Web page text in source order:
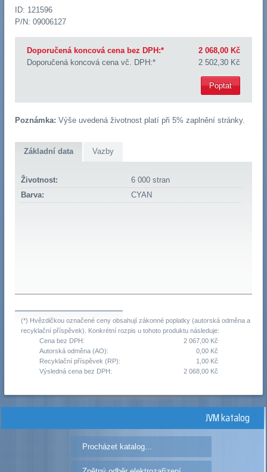
ID: 121596
P/N: 09006127
Doporučená koncová cena bez DPH:*
2 068,00 Kč
Doporučená koncová cena vč. DPH:*
2 502,30 Kč
Poptat
Poznámka: Výše uvedená životnost platí při 5% zaplnění stránky.
Základní data Vazby
Životnost:
6 000 stran
Barva:
CYAN
(*) Hvězdičkou označené ceny obsahují zákonné poplatky (autorská odměna a
recyklační příspěvek). Konkrétní rozpis u tohoto produktu následuje:
Cena bez DPH:
2 067,00 Kč
Autorská odměna (AO):
0,00 Kč
Recyklační příspěvek (RP):
1,00 Kč
Výsledná cena bez DPH:
2 068,00 Kč
JVM katalog
Procházet katalog...